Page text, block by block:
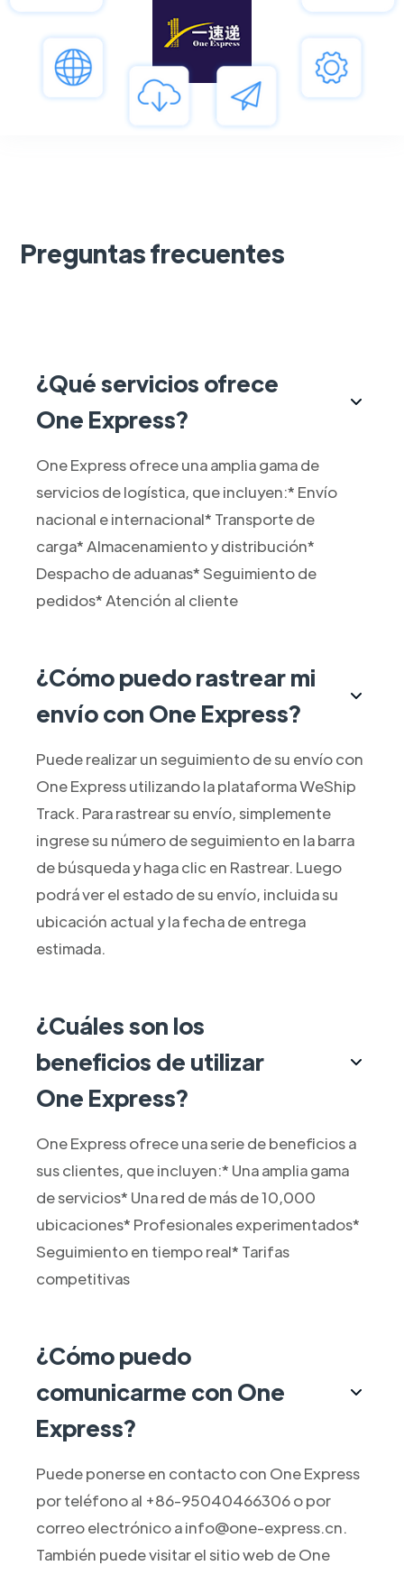
Preguntas frecuentes
¿Qué servicios ofrece
One Express?
One Express ofrece una amplia gama de
servicios de logística, que incluyen:* Envío
nacional e internacional* Transporte de
carga* Almacenamiento y distribución*
Despacho de aduanas* Seguimiento de
pedidos* Atención al cliente
¿Cómo puedo rastrear mi
envío con One Express?
Puede realizar un seguimiento de su envío con
One Express utilizando la plataforma WeShip
Track. Para rastrear su envío, simplemente
ingrese su número de seguimiento en la barra
de búsqueda y haga clic en Rastrear. Luego
podrá ver el estado de su envío, incluida su
ubicación actual y la fecha de entrega
estimada.
¿Cuáles son los
beneficios de utilizar
One Express?
One Express ofrece una serie de beneficios a
sus clientes, que incluyen:* Una amplia gama
de servicios* Una red de más de 10,000
ubicaciones* Profesionales experimentados*
Seguimiento en tiempo real* Tarifas
competitivas
¿Cómo puedo
comunicarme con One
Express?
Puede ponerse en contacto con One Express
por teléfono al +86-95040466306 o por
correo electrónico a info@one-express.cn.
También puede visitar el sitio web de One